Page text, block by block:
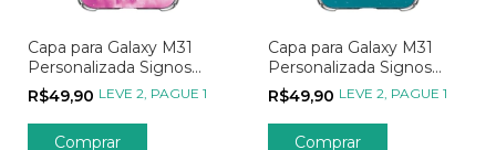
Capa para Galaxy M31
Personalizada Signos
Constelação de Touro
R$49,90 LEVE 2, PAGUE 1
Capa para Galaxy M31
Personalizada Signos
Constelação de Peixes
R$49,90 LEVE 2, PAGUE 1